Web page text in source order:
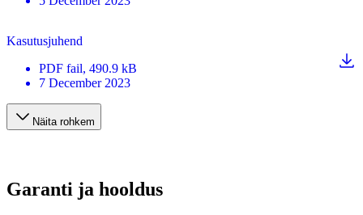
Kasutusjuhend
PDF fail, 490.9 kB
7 December 2023
Näita rohkem
Garanti ja hooldus